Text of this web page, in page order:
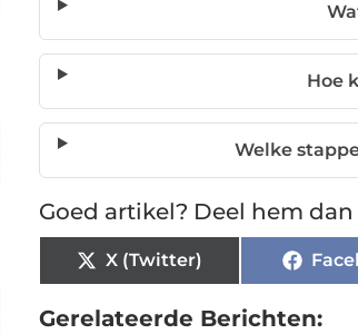
Hoe
Welke
Goed artikel? Deel hem dan
X (Twitter)
Gerelateerde Berichten: